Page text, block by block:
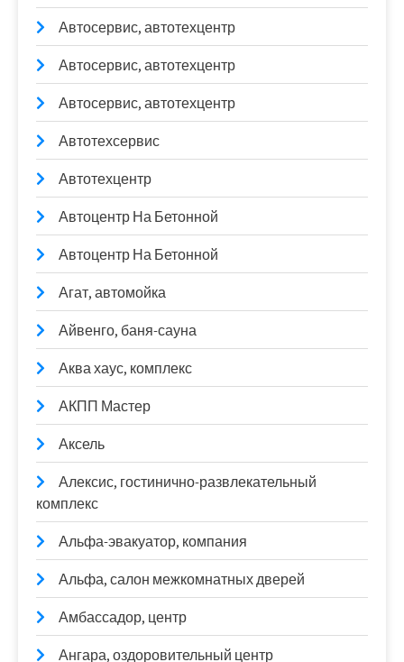
Автосервис, автотехцентр
Автосервис, автотехцентр
Автосервис, автотехцентр
Автотехсервис
Автотехцентр
Автоцентр На Бетонной
Автоцентр На Бетонной
Агат, автомойка
Айвенго, баня-сауна
Аква хаус, комплекс
АКПП Мастер
Аксель
Алексис, гостинично-развлекательный
комплекс
Альфа-эвакуатор, компания
Альфа, салон межкомнатных дверей
Амбассадор, центр
Ангара, оздоровительный центр